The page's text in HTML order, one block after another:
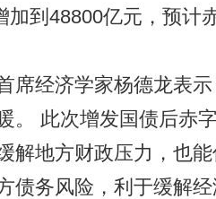
加到48800亿元，预计
经济学家杨德龙表示
。 此次增发国债后赤
解地方财政压力，也
债务风险，利于缓解